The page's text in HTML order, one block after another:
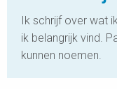
Ik schrijf over wat
ik belangrijk vind.
kunnen noemen.